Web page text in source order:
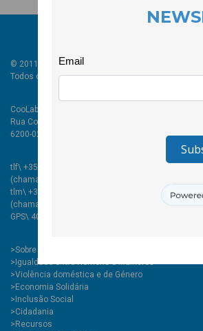
© 2011-2024 COOLABORA CRL
Todos os direitos reservados
CooLabora, CRL — Intervenção Social
Rua Comendador Marcelino, 53
6200-020 Covilhã PT
tlf\ +351 275 335 427
(chamada para rede fixa nacional)
tlm\ +351 967 455 775
(chamada para rede móvel nacional)
GPS\ 40.282151, -7.504082
>Sobre
>Igualdade entre Homens e Mulheres
>Violência doméstica e de Género
>Economia Solidária
>Inclusão Social
>Cidadania
>Recursos